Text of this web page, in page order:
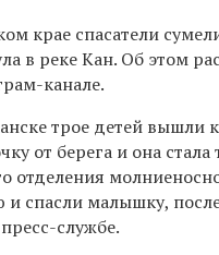
крае спасатели
в реке Кан. Об этом
канале.
трое детей вышли
от берега и она
отделения
и спасли малышку,
службе.